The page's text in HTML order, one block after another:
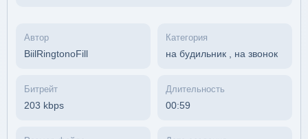
Автор
BiilRingtonoFill
Категория
на будильник, на звонок
Битрейт
203 kbps
Длительность
00:59